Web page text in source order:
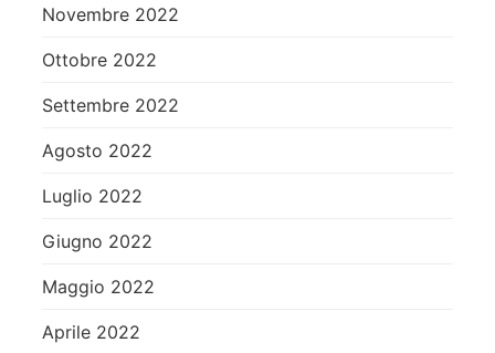
Novembre 2022
Ottobre 2022
Settembre 2022
Agosto 2022
Luglio 2022
Giugno 2022
Maggio 2022
Aprile 2022